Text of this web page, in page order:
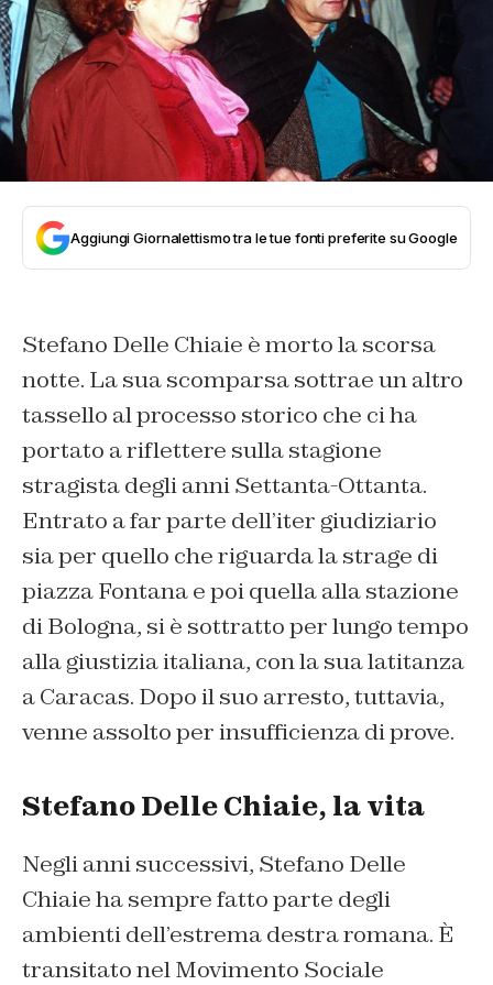
Aggiungi Giornalettismo tra le tue fonti preferite su Google
Stefano Delle Chiaie è morto la scorsa
notte. La sua scomparsa sottrae un altro
tassello al processo storico che ci ha
portato a riflettere sulla stagione
stragista degli anni Settanta-Ottanta.
Entrato a far parte dell’iter giudiziario
sia per quello che riguarda la strage di
piazza Fontana e poi quella alla stazione
di Bologna, si è sottratto per lungo tempo
alla giustizia italiana, con la sua latitanza
a Caracas. Dopo il suo arresto, tuttavia,
venne assolto per insufficienza di prove.
Stefano Delle Chiaie, la vita
Negli anni successivi, Stefano Delle
Chiaie ha sempre fatto parte degli
ambienti dell’estrema destra romana. È
transitato nel Movimento Sociale